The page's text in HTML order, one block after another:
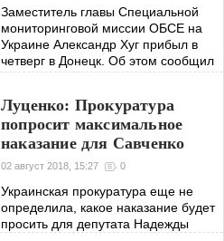
Заместитель главы Специальной
мониторинговой миссии ОБСЕ на
Украине Александр Хуг прибыл в
четверг в Донецк. Об этом сообщил
журналистам представитель
Совместном центре
Луценко: Прокуратура
попросит максимальное
наказание для Савченко
02 август 2018, 15:27 0
Украинская прокуратура еще не
определила, какое наказание будет
просить для депутата Надежды